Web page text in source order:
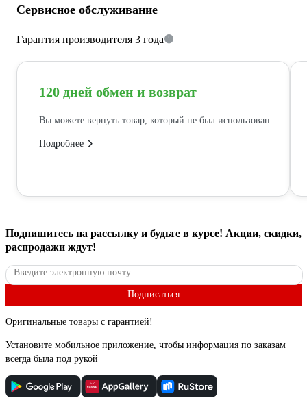
Сервисное обслуживание
Гарантия производителя 3 года
120 дней обмен и возврат
Вы можете вернуть товар, который не был использован
Подробнее
Подпишитесь на рассылку и будьте в курсе! Акции, скидки,
распродажи ждут!
Подписаться
Оригинальные товары с гарантией!
Установите мобильное приложение, чтобы информация по заказам
всегда была под рукой